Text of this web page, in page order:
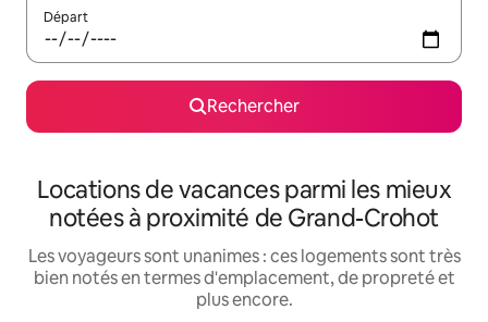
Départ
Rechercher
Locations de vacances parmi les mieux
notées à proximité de Grand-Crohot
Les voyageurs sont unanimes : ces logements sont très
bien notés en termes d'emplacement, de propreté et
plus encore.